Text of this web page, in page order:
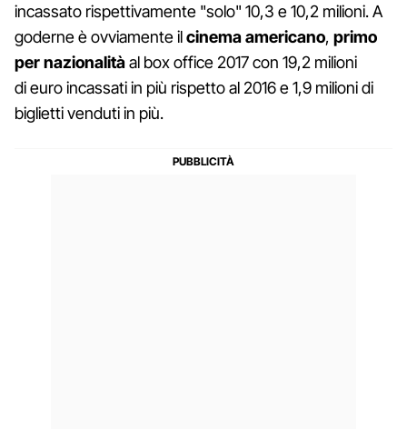
incassato rispettivamente "solo" 10,3 e 10,2 milioni. A
goderne è ovviamente ilcinema americano, primo
per nazionalitàal box office 2017 con 19,2 milioni
di euro incassati in più rispetto al 2016 e 1,9 milioni di
biglietti venduti in più.